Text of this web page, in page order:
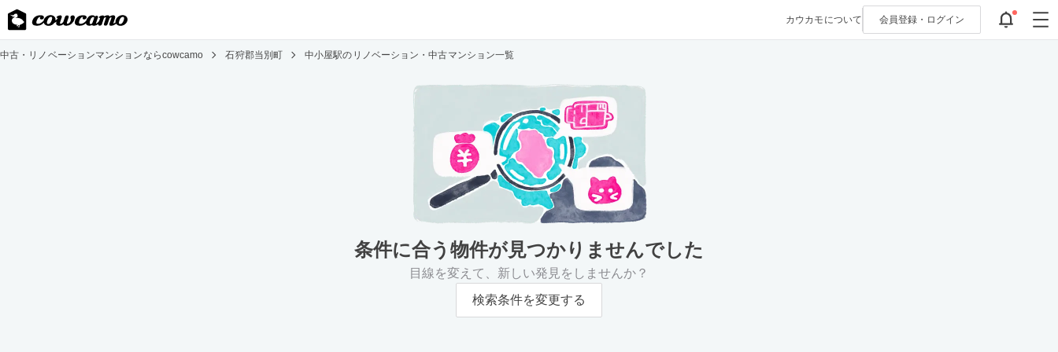
カウカモについて 会員登録・ ログイン
中古・リノベーションマンションならcowcamo 石狩郡当別町 中小屋駅のリノベーション・中古マンション一覧
条件に合う物件が見つかりませんでした
目線を変えて、新しい発見をしませんか？
検索条件を変更する